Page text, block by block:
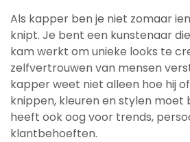
Als kapper ben je niet zomaar
knipt. Je bent een kunstenaar
kam werkt om unieke looks te
zelfvertrouwen van mensen
kapper weet niet alleen hoe hij
knippen, kleuren en stylen moet
heeft ook oog voor trends,
klantbehoeften.